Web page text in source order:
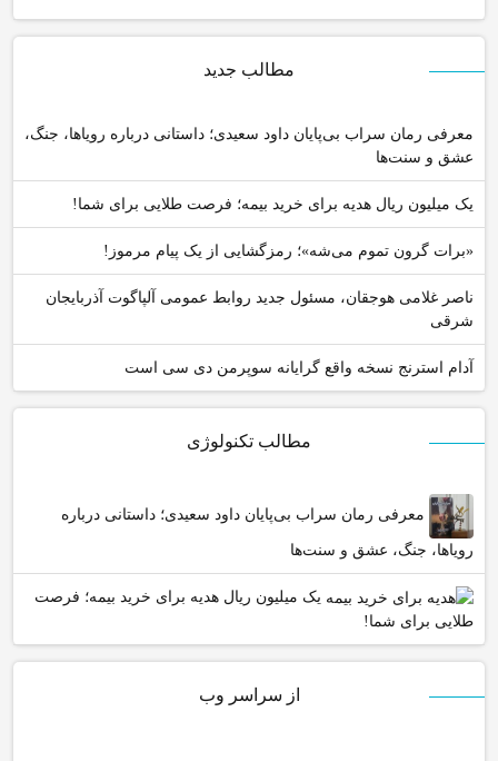
مطالب تکنولوژی
معرفی رمان سراب بی‌پایان داود سعیدی؛ داستانی درباره
رویاها، جنگ، عشق و سنت‌ها
یک میلیون ریال هدیه برای خرید بیمه؛ فرصت
طلایی برای شما!
از سراسر وب
مطالب جدید
معرفی رمان سراب بی‌پایان داود سعیدی؛ داستانی درباره رویاها، جنگ،
عشق و سنت‌ها
یک میلیون ریال هدیه برای خرید بیمه؛ فرصت طلایی برای شما!
«برات گرون تموم می‌شه»؛ رمزگشایی از یک پیام مرموز!
ناصر غلامی هوجقان، مسئول جدید روابط عمومی آلپاگوت آذربایجان
شرقی
آدام استرنج نسخه واقع گرایانه سوپرمن دی سی است